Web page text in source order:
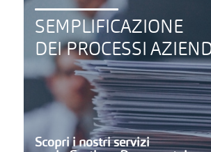
SEMPLIFICAZIONE
DEI PROCESSI
Scopri i nostri servizi
per la Gestione Documentale